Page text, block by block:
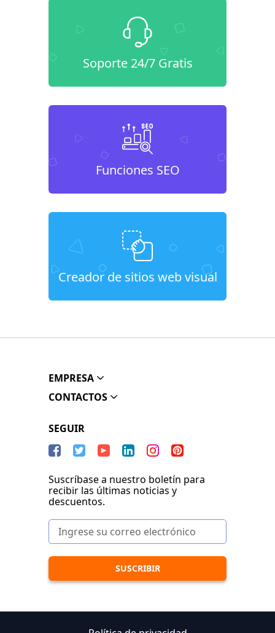
Soporte 24/7 Gratis
Funciones SEO
Creador de sitios web visual
EMPRESA
CONTACTOS
SEGUIR
Suscríbase a nuestro boletín para
recibir las últimas noticias y
descuentos.